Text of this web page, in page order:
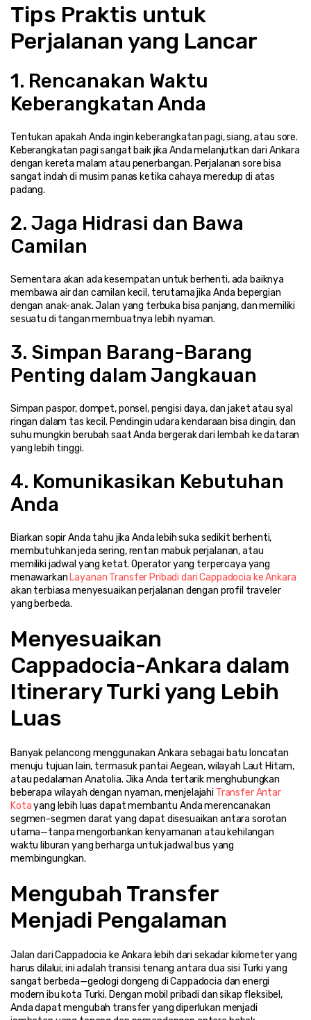
Tips Praktis untuk
Perjalanan yang Lancar
1. Rencanakan Waktu
Keberangkatan Anda
Tentukan apakah Anda ingin keberangkatan pagi, siang, atau sore.
Keberangkatan pagi sangat baik jika Anda melanjutkan dari Ankara
dengan kereta malam atau penerbangan. Perjalanan sore bisa
sangat indah di musim panas ketika cahaya meredup di atas
padang.
2. Jaga Hidrasi dan Bawa
Camilan
Sementara akan ada kesempatan untuk berhenti, ada baiknya
membawa air dan camilan kecil, terutama jika Anda bepergian
dengan anak-anak. Jalan yang terbuka bisa panjang, dan memiliki
sesuatu di tangan membuatnya lebih nyaman.
3. Simpan Barang-Barang
Penting dalam Jangkauan
Simpan paspor, dompet, ponsel, pengisi daya, dan jaket atau syal
ringan dalam tas kecil. Pendingin udara kendaraan bisa dingin, dan
suhu mungkin berubah saat Anda bergerak dari lembah ke dataran
yang lebih tinggi.
4. Komunikasikan Kebutuhan
Anda
Biarkan sopir Anda tahu jika Anda lebih suka sedikit berhenti,
membutuhkan jeda sering, rentan mabuk perjalanan, atau
memiliki jadwal yang ketat. Operator yang terpercaya yang
menawarkan Layanan Transfer Pribadi dari Cappadocia ke Ankara
akan terbiasa menyesuaikan perjalanan dengan profil traveler
yang berbeda.
Menyesuaikan
Cappadocia-Ankara dalam
Itinerary Turki yang Lebih
Luas
Banyak pelancong menggunakan Ankara sebagai batu loncatan
menuju tujuan lain, termasuk pantai Aegean, wilayah Laut Hitam,
atau pedalaman Anatolia. Jika Anda tertarik menghubungkan
beberapa wilayah dengan nyaman, menjelajahi Transfer Antar
Kota yang lebih luas dapat membantu Anda merencanakan
segmen-segmen darat yang dapat disesuaikan antara sorotan
utama—tanpa mengorbankan kenyamanan atau kehilangan
waktu liburan yang berharga untuk jadwal bus yang
membingungkan.
Mengubah Transfer
Menjadi Pengalaman
Jalan dari Cappadocia ke Ankara lebih dari sekadar kilometer yang
harus dilalui; ini adalah transisi tenang antara dua sisi Turki yang
sangat berbeda—geologi dongeng di Cappadocia dan energi
modern ibu kota Turki. Dengan mobil pribadi dan sikap fleksibel,
Anda dapat mengubah transfer yang diperlukan menjadi